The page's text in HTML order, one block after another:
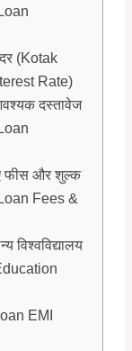
(Kotak
Rate)
दस्तावेज
फीस और शुल्क
Fees &
विश्वविद्यालय
EMI